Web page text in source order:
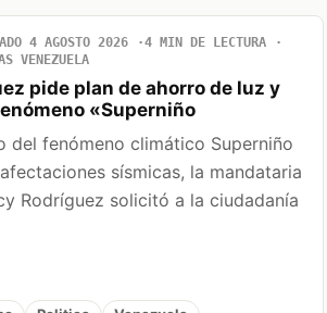
4 AGOSTO 2026
4 MIN DE LECTURA
VENEZUELA
pide plan de ahorro de luz y
«Superniño
del fenómeno climático Superniño
sísmicas, la mandataria
Rodríguez solicitó a la ciudadanía